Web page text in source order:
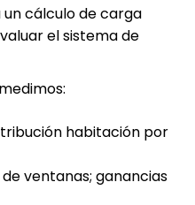
cálculo de carga
el sistema de
habitación por
ventanas; ganancias